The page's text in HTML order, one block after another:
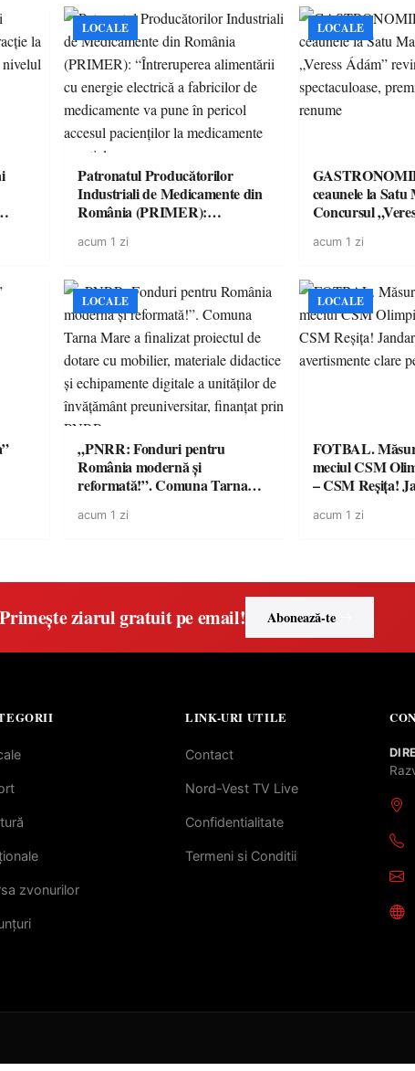
LOCALE
Patronatul Producătorilor
Industriali de Medicamente din
România (PRIMER):
energie electrică a fabricilor de
accesul pacienților la
medicamente esențiale
acum 1 zi
LOCALE
GASTRONOMIE Se
ceaunele la Satu
Concursul
spectaculoase,
acum 1 zi
LOCALE
„PNRR: Fonduri pentru
România modernă și
reformată!”. Comuna Tarna
dotare cu mobilier, materiale
acum 1 zi
LOCALE
FOTBAL.
meciul CSM
– CSM Reșița!
suporteri
acum 1 zi
Primește ziarul gratuit pe email! Abonează-te
zvonurilor
LINK-URI UTILE
Contact
Nord-Vest TV Live
Confidentialitate
Termeni si Conditii